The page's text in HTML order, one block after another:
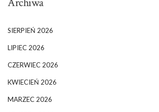
SIERPIEŃ 2026
LIPIEC 2026
CZERWIEC 2026
KWIECIEŃ 2026
MARZEC 2026